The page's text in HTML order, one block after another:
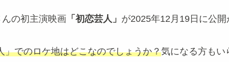
んの初主演映画 「初恋芸人」 が2025年12月19日に公開
」でのロケ地はどこなのでしょうか？気になる方もい